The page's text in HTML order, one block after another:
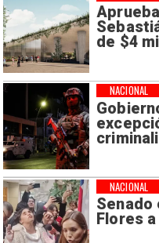
de $4
NACIONAL
Senado
Flores
NACIONAL